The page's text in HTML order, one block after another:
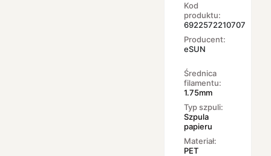
Kod
produktu:
6922572210707
Producent:
eSUN
Średnica
filamentu:
1.75mm
Typ szpuli:
Szpula
papieru
Materiał:
PET